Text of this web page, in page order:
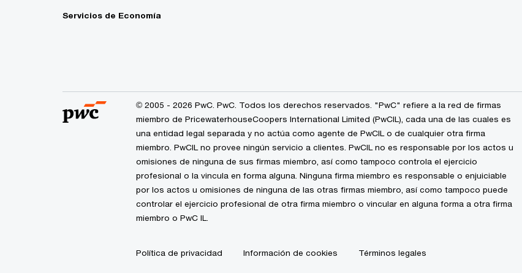
Servicios de Economía
© 2005 - 2026 PwC. PwC. Todos los derechos reservados. "PwC" refiere a la red de firmas
miembro de PricewaterhouseCoopers International Limited (PwCIL), cada una de las cuales es
una entidad legal separada y no actúa como agente de PwCIL o de cualquier otra firma
miembro. PwCIL no provee ningún servicio a clientes. PwCIL no es responsable por los actos u
omisiones de ninguna de sus firmas miembro, así como tampoco controla el ejercicio
profesional o la vincula en forma alguna. Ninguna firma miembro es responsable o enjuiciable
por los actos u omisiones de ninguna de las otras firmas miembro, así como tampoco puede
controlar el ejercicio profesional de otra firma miembro o vincular en alguna forma a otra firma
miembro o PwC IL.
Política de privacidad Información de cookies Términos legales